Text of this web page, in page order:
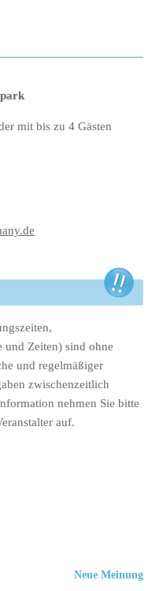
mit bis zu 4 Gästen
und Zeiten) sind ohne
und regelmäßiger
zwischenzeitlich
nehmen Sie bitte
auf.
Neue Meinung